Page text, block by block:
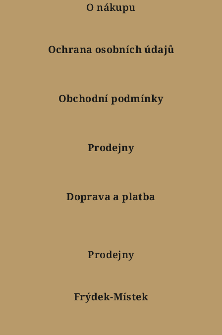
O nákupu
Ochrana osobních údajů
Obchodní podmínky
Prodejny
Doprava a platba
Prodejny
Frýdek-Místek